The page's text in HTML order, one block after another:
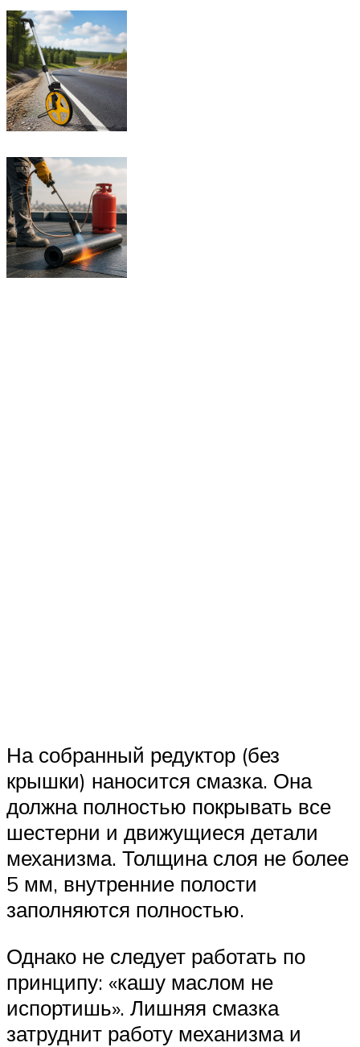
На собранный редуктор (без
крышки) наносится смазка. Она
должна полностью покрывать все
шестерни и движущиеся детали
механизма. Толщина слоя не более
5 мм, внутренние полости
заполняются полностью.
Однако не следует работать по
принципу: «кашу маслом не
испортишь». Лишняя смазка
затруднит работу механизма и